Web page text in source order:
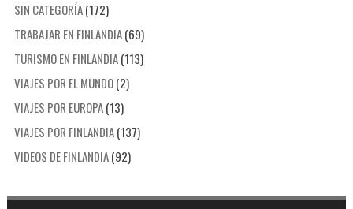
SIN CATEGORÍA(172)
TRABAJAR EN FINLANDIA(69)
TURISMO EN FINLANDIA(113)
VIAJES POR EL MUNDO(2)
VIAJES POR EUROPA(13)
VIAJES POR FINLANDIA(137)
VIDEOS DE FINLANDIA(92)